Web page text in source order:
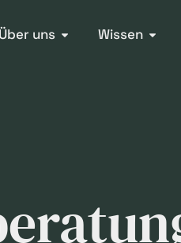
Über uns Wissen